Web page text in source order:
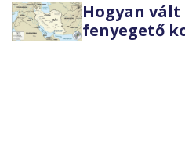
Hogyan
fenyegető